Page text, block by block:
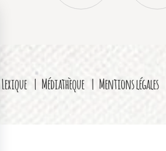
Lexique Médiathèque Mentions légales